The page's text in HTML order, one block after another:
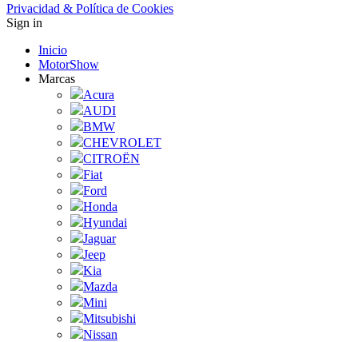
Privacidad & Política de Cookies
Sign in
Inicio
MotorShow
Marcas
Acura
AUDI
BMW
CHEVROLET
CITROËN
Fiat
Ford
Honda
Hyundai
Jaguar
Jeep
Kia
Mazda
Mini
Mitsubishi
Nissan